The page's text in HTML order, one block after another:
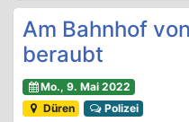
Am Bahnhof
beraubt
Mo., 9. Mai 2022
Düren
Polizei